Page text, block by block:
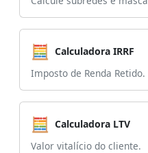
🧮 Calculadora IRRF
Imposto de Renda Retido.
🧮 Calculadora LTV
Valor vitalício do cliente.